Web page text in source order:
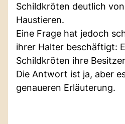
Schildkröten deutlich
Haustieren.
Eine Frage hat jedoch
ihrer Halter beschäftigt:
Schildkröten ihre
Die Antwort ist ja, aber
genaueren Erläuterung.